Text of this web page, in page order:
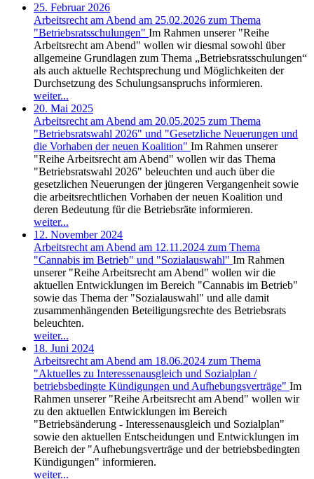
25. Februar 2026
Arbeitsrecht am Abend am 25.02.2026 zum Thema
"Betriebsratsschulungen" Im Rahmen unserer "Reihe
Arbeitsrecht am Abend" wollen wir diesmal sowohl über
allgemeine Grundlagen zum Thema „Betriebsratsschulungen“
als auch aktuelle Rechtsprechung und Möglichkeiten der
Durchsetzung des Schulungsanspruchs informieren.
weiter...
20. Mai 2025
Arbeitsrecht am Abend am 20.05.2025 zum Thema
"Betriebsratswahl 2026" und "Gesetzliche Neuerungen und
die Vorhaben der neuen Koalition" Im Rahmen unserer
"Reihe Arbeitsrecht am Abend" wollen wir das Thema
"Betriebsratswahl 2026" beleuchten und auch über die
gesetzlichen Neuerungen der jüngeren Vergangenheit sowie
die arbeitsrechtlichen Vorhaben der neuen Koalition und
deren Bedeutung für die Betriebsräte informieren.
weiter...
12. November 2024
Arbeitsrecht am Abend am 12.11.2024 zum Thema
"Cannabis im Betrieb" und "Sozialauswahl" Im Rahmen
unserer "Reihe Arbeitsrecht am Abend" wollen wir die
aktuellen Entwicklungen im Bereich "Cannabis im Betrieb"
sowie das Thema der "Sozialauswahl" und alle damit
zusammenhängenden Beteiligungsrechte des Betriebsrats
beleuchten.
weiter...
18. Juni 2024
Arbeitsrecht am Abend am 18.06.2024 zum Thema
"Aktuelles zu Interessenausgleich und Sozialplan /
betriebsbedingte Kündigungen und Aufhebungsverträge" Im
Rahmen unserer "Reihe Arbeitsrecht am Abend" wollen wir
zu den aktuellen Entwicklungen im Bereich
"Betriebsänderung - Interessenausgleich und Sozialplan"
sowie den aktuellen Entscheidungen und Entwicklungen im
Bereich der "Aufhebungsverträge und der betriebsbedingten
Kündigungen" informieren.
weiter...